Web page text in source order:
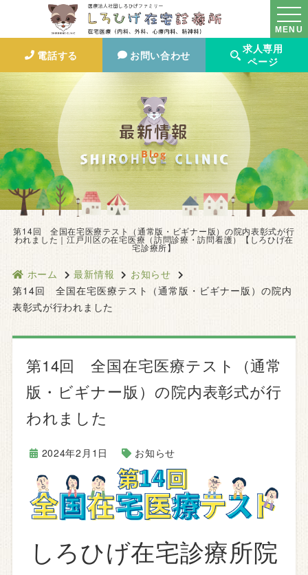
MENU
電話する お問い合わせ
求人専用
ページ
最新情報
Blog
第14回 全国在宅医療テスト（通常版・ビギナー版）の院内表彰式が行
われました｜江戸川区の在宅医療（訪問診療・訪問看護）【しろひげ在
宅診療所】
ホーム 最新情報
お知らせ
第14回 全国在宅医療テスト（通常版・ビギナー版）の院内
表彰式が行われました
第14回 全国在宅医療テスト（通常
版・ビギナー版）の院内表彰式が行
われました
2024年2月1日 お知らせ
しろひげ在宅診療所院